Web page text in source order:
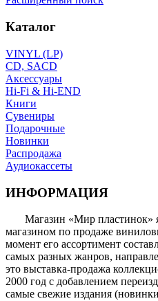
Каталог
VINYL (LP)
CD, SACD
Аксессуары
Hi-Fi & Hi-END
Книги
Сувениры
Подарочные
Новинки
Распродажа
Аудиокассеты
ИНФОРМАЦИЯ
Магазин «Мир пластинок»
магазином по продаже
момент его ассортимент
самых разных жанров,
это выставка-продажа
2000 год с добавлением
самые свежие издания